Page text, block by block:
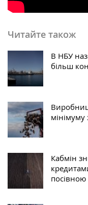
Читайте також
В НБУ
більш
мінімуму
Кабмін
посівною